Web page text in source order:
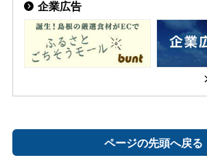
企業広告
ページの先頭へ戻る